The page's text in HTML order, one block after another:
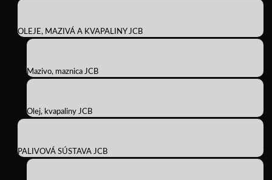
OLEJE, MAZIVÁ A KVAPALINY JCB
Mazivo, maznica JCB
Olej, kvapaliny JCB
PALIVOVÁ SÚSTAVA JCB